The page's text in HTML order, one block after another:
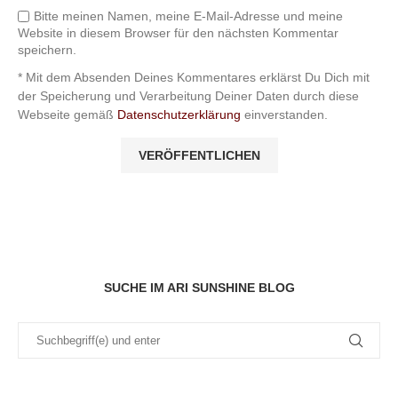
Bitte meinen Namen, meine E-Mail-Adresse und meine
Website in diesem Browser für den nächsten Kommentar
speichern.
* Mit dem Absenden Deines Kommentares erklärst Du Dich mit
der Speicherung und Verarbeitung Deiner Daten durch diese
Webseite gemäß Datenschutzerklärung einverstanden.
SUCHE IM ARI SUNSHINE BLOG